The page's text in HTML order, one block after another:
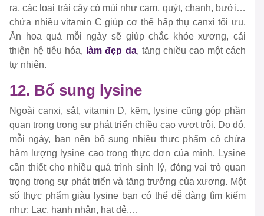
ra, các loại trái cây có múi như cam, quýt, chanh, bưởi…
chứa nhiều vitamin C giúp cơ thể hấp thụ canxi tối ưu.
Ăn hoa quả mỗi ngày sẽ giúp chắc khỏe xương, cải
thiện hệ tiêu hóa, làm đẹp da, tăng chiều cao một cách
tự nhiên.
12. Bổ sung lysine
Ngoài canxi, sắt, vitamin D, kẽm, lysine cũng góp phần
quan trọng trong sự phát triển chiều cao vượt trội. Do đó,
mỗi ngày, bạn nên bổ sung nhiều thực phẩm có chứa
hàm lượng lysine cao trong thực đơn của mình. Lysine
cần thiết cho nhiều quá trình sinh lý, đóng vai trò quan
trọng trong sự phát triển và tăng trưởng của xương. Một
số thực phẩm giàu lysine bạn có thể dễ dàng tìm kiếm
như: Lạc, hạnh nhân, hạt dẻ,…